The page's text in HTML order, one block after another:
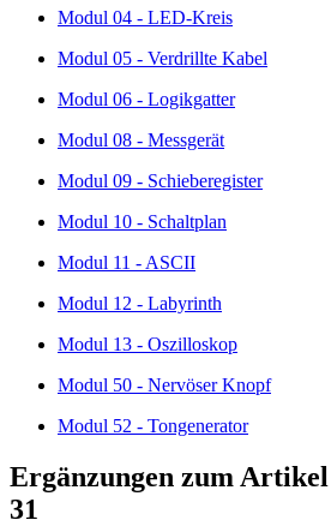
Modul 04 - LED-Kreis
Modul 05 - Verdrillte Kabel
Modul 06 - Logikgatter
Modul 08 - Messgerät
Modul 09 - Schieberegister
Modul 10 - Schaltplan
Modul 11 - ASCII
Modul 12 - Labyrinth
Modul 13 - Oszilloskop
Modul 50 - Nervöser Knopf
Modul 52 - Tongenerator
Ergänzungen zum
31